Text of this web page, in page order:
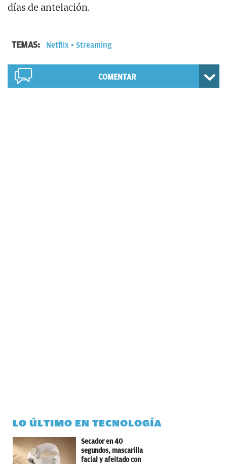
días de antelación.
TEMAS: Netflix Streaming
COMENTAR
LO ÚLTIMO EN TECNOLOGÍA
Secador en 40
segundos, mascarilla
facial y afeitado con